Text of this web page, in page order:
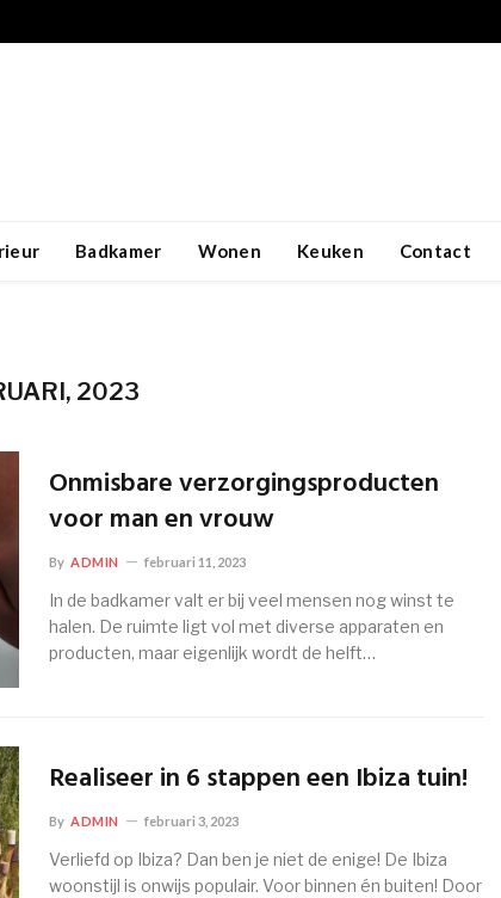
Badkamer Wonen Keuken Contact
2023
Onmisbare verzorgingsproducten
voor man en vrouw
By ADMIN februari 11, 2023
In de badkamer valt er bij veel mensen nog winst te
halen. De ruimte ligt vol met diverse apparaten en
producten, maar eigenlijk wordt de helft…
Realiseer in 6 stappen een Ibiza tuin!
By ADMIN februari 3, 2023
Verliefd op Ibiza? Dan ben je niet de enige! De Ibiza
woonstijl is onwijs populair. Voor binnen én buiten! Door